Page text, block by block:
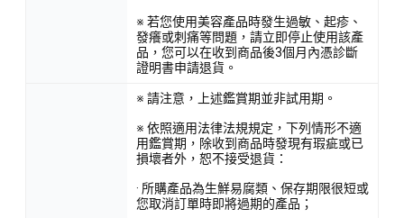
※ 若您使用美容產品時發生過敏、起疹、
發癢或刺痛等問題，請立即停止使用該產
品，您可以在收到商品後3個月內憑診斷
證明書申請退貨。
※ 請注意，上述鑑賞期並非試用期。
※ 依照適用法律法規規定，下列情形不適
用鑑賞期，除收到商品時發現有瑕疵或已
損壞者外，恕不接受退貨：
· 所購產品為生鮮易腐類、保存期限很短或
您取消訂單時即將過期的產品；